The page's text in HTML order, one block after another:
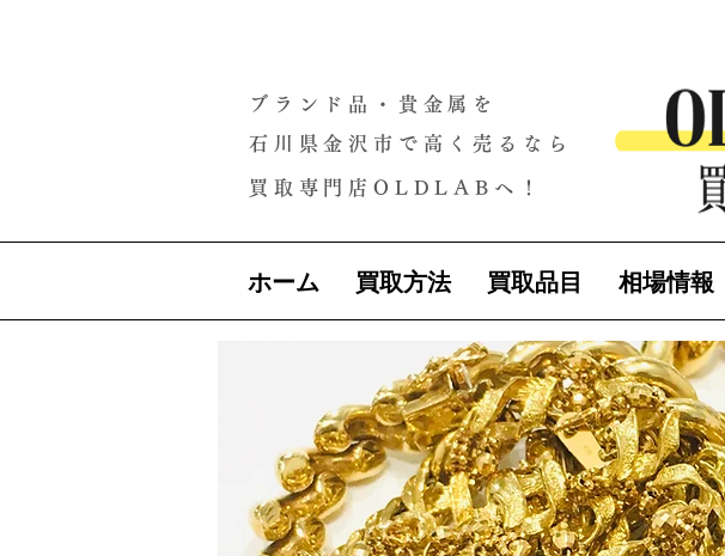
ブランド品・貴金属を
石川県金沢市で高く売るなら
買取専門店OLDLABへ！
ホーム 買取方法 買取品目 相場情報